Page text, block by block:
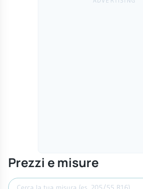
Prezzi e misure
Cerca misura